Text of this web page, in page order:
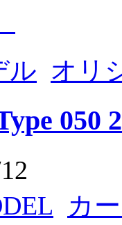
ル オリ
050
カ